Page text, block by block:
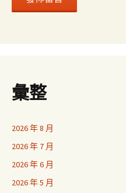
彙整
2026 年 8 月
2026 年 7 月
2026 年 6 月
2026 年 5 月